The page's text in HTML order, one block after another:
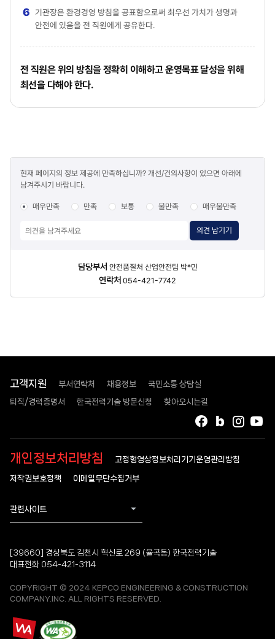
기관장은 환경경영 방침을 공표함으로써 최우선 가치가 생명과
안전에 있음을 전 직원에게 공유한다.
전 직원은 위의 방침을 정확히 이해하고 운영목표 달성을 위해
최선을 다해야 한다.
만족도
조사
현재 페이지의 정보 제공에 만족하십니까? 개선/건의사항이 있으면 아래에
남겨주시기 바랍니다.
매우만족 만족 보통 불만족 매우불만족
의견 남기기
담당부서 안전품질처 산업안전팀 박*민
연락처 054-421-7742
고객지원 부서연락처 채용정보 국민소통 상담실
퇴직/경력증명서 한국전력기술 방문신청 찾아오시는길
인스
블로그
페이스북
개인정보처리방침 고정형영상정보처리기기운영관리방침
저작권보호정책 이메일무단수집거부
관련사이트
[39660] 경상북도 김천시 혁신로 269 (율곡동) 한국전력기술
대표전화 054-421-3114
COPYRIGHT © 2024 KEPCO ENGINEERING & CONSTRUCTION
COMPANY.INC. ALL RIGHTS RESERVED.